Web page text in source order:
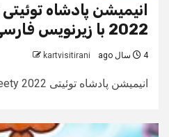
2022 با زیرنویس فارسی
4 سال ago kartvisitirani
انیمیشن پادشاه توئیتی King Tweety 2022